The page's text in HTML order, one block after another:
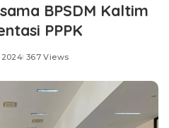
BPSDM Kaltim
PPPK
2024 367 Views